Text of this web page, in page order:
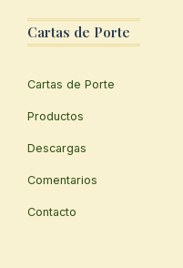
Cartas de Porte
Cartas de Porte
Productos
Descargas
Comentarios
Contacto